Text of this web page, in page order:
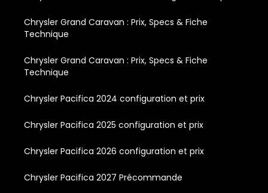
Chrysler Grand Caravan : Prix, Specs & Fiche
Technique
Chrysler Grand Caravan : Prix, Specs & Fiche
Technique
Chrysler Pacifica 2024 configuration et prix
Chrysler Pacifica 2025 configuration et prix
Chrysler Pacifica 2026 configuration et prix
Chrysler Pacifica 2027 Précommande